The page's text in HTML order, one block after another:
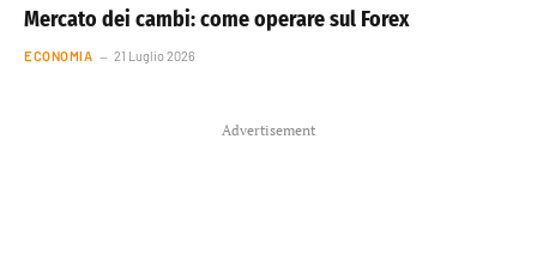
Mercato dei cambi: come operare sul Forex
ECONOMIA 21 Luglio 2026
Advertisement